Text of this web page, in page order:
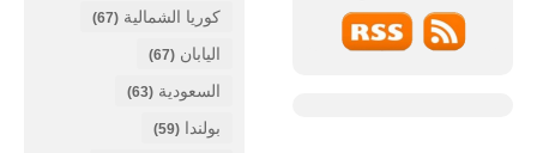
كوريا الشمالية (67)
اليابان (67)
السعودية (63)
بولندا (59)